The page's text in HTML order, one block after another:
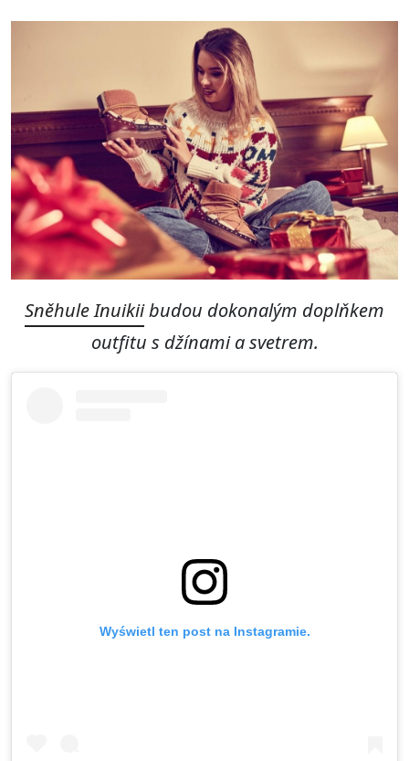
Sněhule Inuikiibudou dokonalým doplňkem
outfitu s džínami a svetrem.
Wyświetl ten post na Instagramie.